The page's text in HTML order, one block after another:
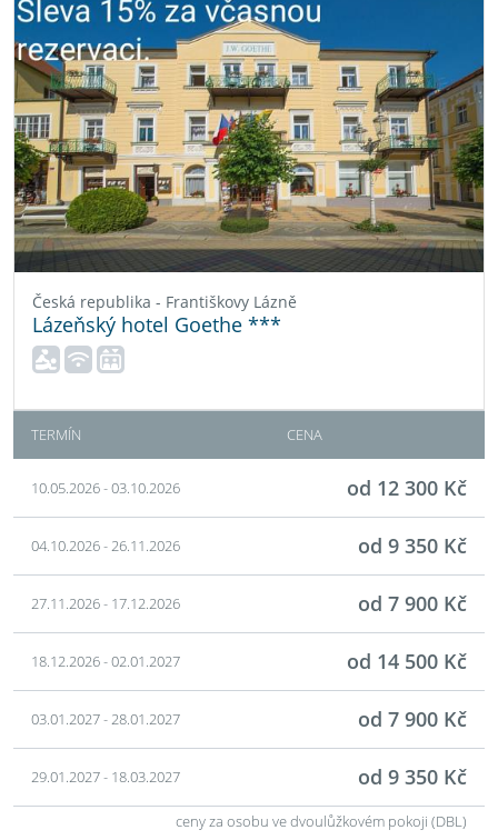
Česká republika - Františkovy Lázně
Lázeňský hotel Goethe ***
TERMÍN CENA
10.05.2026 - 03.10.2026 od 12 300 Kč
04.10.2026 - 26.11.2026 od 9 350 Kč
27.11.2026 - 17.12.2026 od 7 900 Kč
18.12.2026 - 02.01.2027 od 14 500 Kč
03.01.2027 - 28.01.2027 od 7 900 Kč
29.01.2027 - 18.03.2027 od 9 350 Kč
ceny za osobu ve dvoulůžkovém pokoji (DBL)